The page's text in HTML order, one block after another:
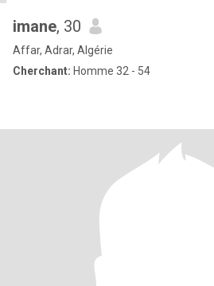
imane, 30
Affar, Adrar, Algérie
Cherchant: Homme 32 - 54